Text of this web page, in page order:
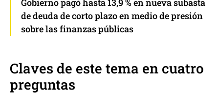
Gobierno pagó hasta 13,9 % en nueva subasta
de deuda de corto plazo en medio de presión
sobre las finanzas públicas
Claves de este tema en cuatro
preguntas